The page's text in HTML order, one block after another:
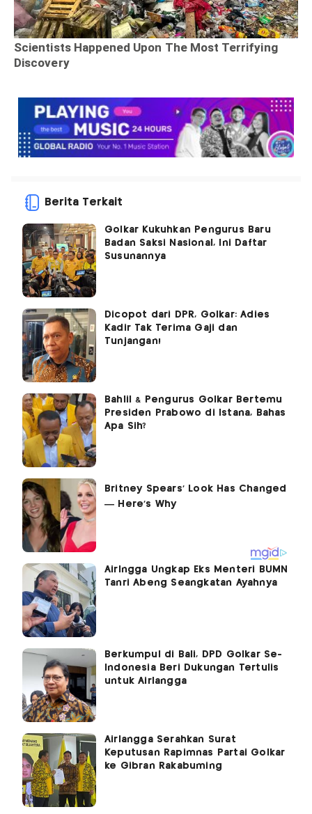
Berita Terkait
Golkar Kukuhkan Pengurus Baru
Badan Saksi Nasional, Ini Daftar
Susunannya
Dicopot dari DPR, Golkar: Adies
Kadir Tak Terima Gaji dan
Tunjangan!
Bahlil & Pengurus Golkar Bertemu
Presiden Prabowo di Istana, Bahas
Apa Sih?
Airlngga Ungkap Eks Menteri BUMN
Tanri Abeng Seangkatan Ayahnya
Berkumpul di Bali, DPD Golkar Se-
Indonesia Beri Dukungan Tertulis
untuk Airlangga
Airlangga Serahkan Surat
Keputusan Rapimnas Partai Golkar
ke Gibran Rakabuming